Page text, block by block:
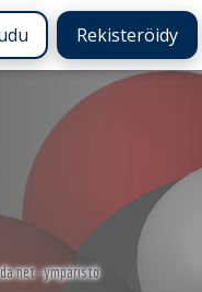
Rekisteröidy
-ympäristö